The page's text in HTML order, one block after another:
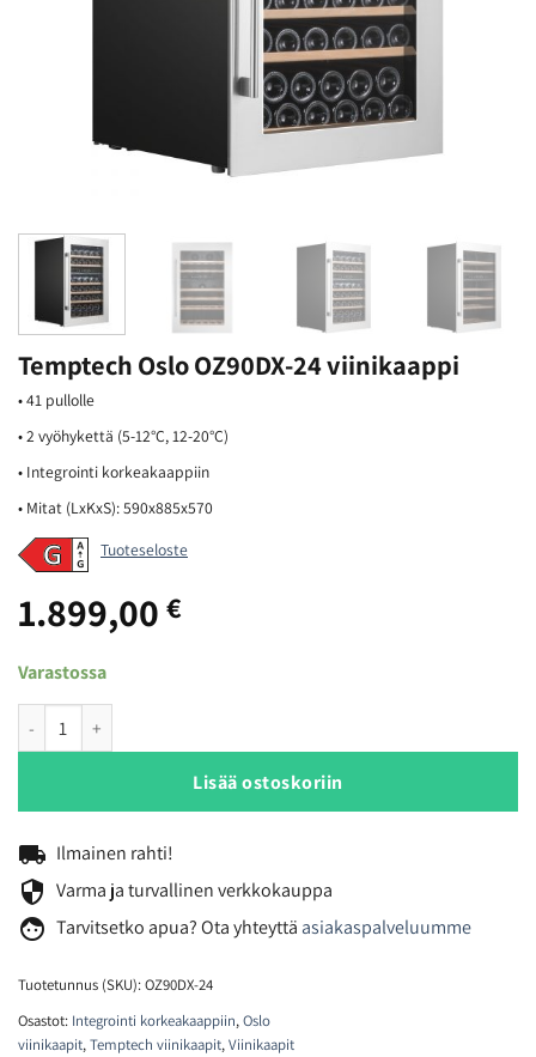
Temptech Oslo OZ90DX-24 viinikaappi
• 41 pullolle
• 2 vyöhykettä (5-12°C, 12-20°C)
• Integrointi korkeakaappiin
• Mitat (LxKxS): 590x885x570
Tuoteseloste
1.899,00 €
Varastossa
Temptech Oslo OZ90DX-24 viinikaappi määrä
Lisää ostoskoriin
local_shipping Ilmainen rahti!
security Varma ja turvallinen verkkokauppa
face Tarvitsetko apua? Ota yhteyttä asiakaspalveluumme
Tuotetunnus (SKU):OZ90DX-24
Osastot: Integrointi korkeakaappiin,Oslo
viinikaapit,Temptech viinikaapit,Viinikaapit